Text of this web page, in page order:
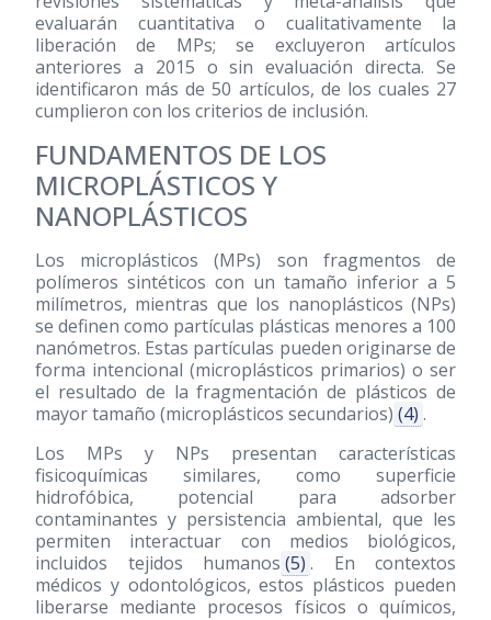
evaluarán cuantitativa o cualitativamente la
liberación de MPs; se excluyeron artículos
anteriores a 2015 o sin evaluación directa. Se
identificaron más de 50 artículos, de los cuales 27
cumplieron con los criterios de inclusión.
FUNDAMENTOS DE LOS
MICROPLÁSTICOS Y
NANOPLÁSTICOS
Los microplásticos (MPs) son fragmentos de
polímeros sintéticos con un tamaño inferior a 5
milímetros, mientras que los nanoplásticos (NPs)
se definen como partículas plásticas menores a 100
nanómetros. Estas partículas pueden originarse de
forma intencional (microplásticos primarios) o ser
el resultado de la fragmentación de plásticos de
mayor tamaño (microplásticos secundarios) (4) .
Los MPs y NPs presentan características
fisicoquímicas similares, como superficie
hidrofóbica, potencial para adsorber
contaminantes y persistencia ambiental, que les
permiten interactuar con medios biológicos,
incluidos tejidos humanos (5) . En contextos
médicos y odontológicos, estos plásticos pueden
liberarse mediante procesos físicos o químicos,